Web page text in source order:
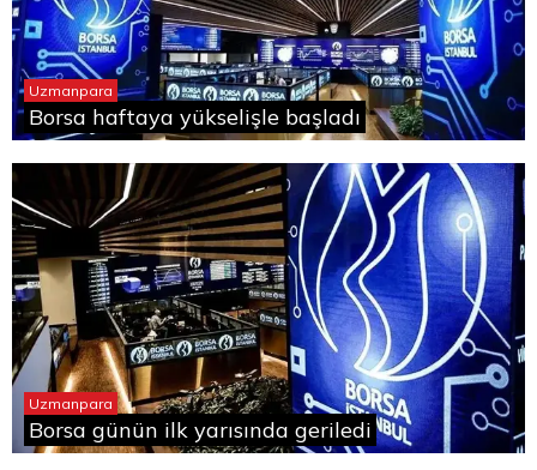
Uzmanpara
Borsa haftaya yükselişle başladı
Uzmanpara
Borsa günün ilk yarısında geriledi